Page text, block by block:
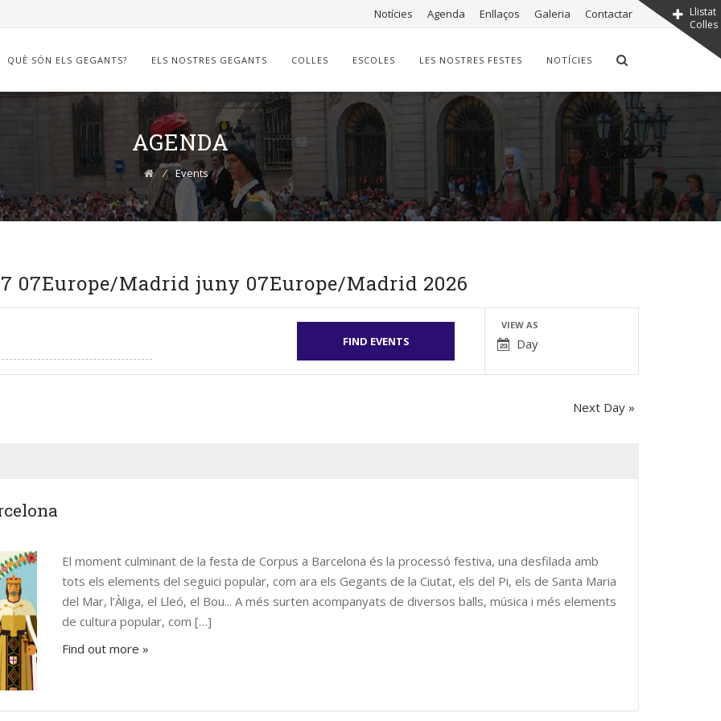
Llistat
Colles
Notícies Agenda Enllaços Galeria Contactar
QUÈ SÓN ELS GEGANTS? ELS NOSTRES GEGANTS COLLES ESCOLES LES NOSTRES FESTES NOTÍCIES
AGENDA
⁄ Events
07Europe/Madrid juny 07Europe/Madrid 2026
Event
Views
Navigation
VIEW AS
Day
Next Day »
El moment culminant de la festa de Corpus a Barcelona és la processó festiva, una desfilada amb
tots els elements del seguici popular, com ara els Gegants de la Ciutat, els del Pi, els de Santa Maria
del Mar, l’Àliga, el Lleó, el Bou... A més surten acompanyats de diversos balls, música i més elements
de cultura popular, com […]
Find out more »
nos
time.
Instagram has returned invalid data.